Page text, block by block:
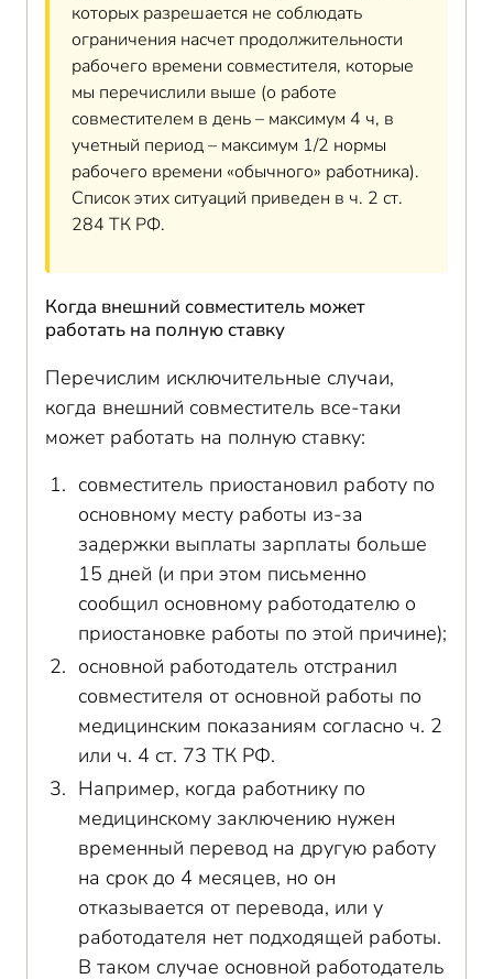
которых разрешается не соблюдать
ограничения насчет продолжительности
рабочего времени совместителя, которые
мы перечислили выше (о работе
совместителем в день – максимум 4 ч, в
учетный период – максимум 1/2 нормы
рабочего времени «обычного» работника).
Список этих ситуаций приведен в ч. 2 ст.
284 ТК РФ.
Когда внешний совместитель может
работать на полную ставку
Перечислим исключительные случаи,
когда внешний совместитель все-таки
может работать на полную ставку:
совместитель приостановил работу по
основному месту работы из-за
задержки выплаты зарплаты больше
15 дней (и при этом письменно
сообщил основному работодателю о
приостановке работы по этой причине);
основной работодатель отстранил
совместителя от основной работы по
медицинским показаниям согласно ч. 2
или ч. 4 ст. 73 ТК РФ.
Например, когда работнику по
медицинскому заключению нужен
временный перевод на другую работу
на срок до 4 месяцев, но он
отказывается от перевода, или у
работодателя нет подходящей работы.
В таком случае основной работодатель